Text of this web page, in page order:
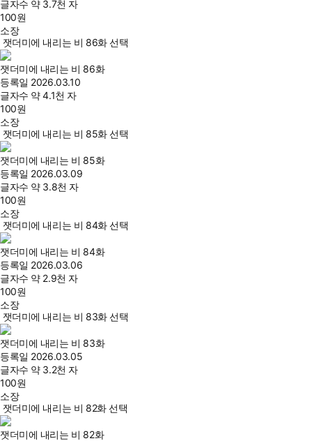
글자수 약 3.7천 자
100원
소장
잿더미에 내리는 비 86화 선택
잿더미에 내리는 비 86화
등록일 2026.03.10
글자수 약 4.1천 자
100원
소장
잿더미에 내리는 비 85화 선택
잿더미에 내리는 비 85화
등록일 2026.03.09
글자수 약 3.8천 자
100원
소장
잿더미에 내리는 비 84화 선택
잿더미에 내리는 비 84화
등록일 2026.03.06
글자수 약 2.9천 자
100원
소장
잿더미에 내리는 비 83화 선택
잿더미에 내리는 비 83화
등록일 2026.03.05
글자수 약 3.2천 자
100원
소장
잿더미에 내리는 비 82화 선택
잿더미에 내리는 비 82화